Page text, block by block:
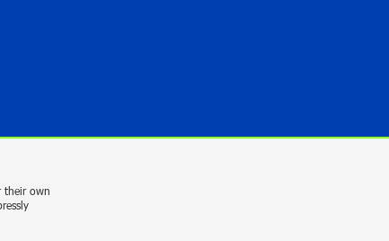
international SWIFT transfers
their own